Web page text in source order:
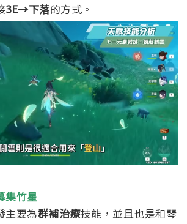
3E→下落的方式。
集竹星
主要為群補治療技能，並且也是和琴